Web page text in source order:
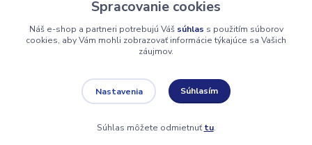
(Po-Pia, 7-17 hod.)
isopneumatiky@isopneumatiky.sk
Vytvorené na Eshop-rychlo.sk
Spracovanie cookies
Náš e-shop a partneri potrebujú Váš súhlas s použitím súborov
cookies, aby Vám mohli zobrazovať informácie týkajúce sa Vašich
záujmov.
Nastavenia Súhlasím
Súhlas môžete odmietnuťtu.